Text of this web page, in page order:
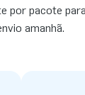
por pacote
amanhã.